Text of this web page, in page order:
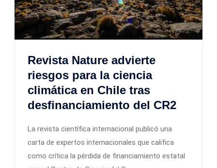
Revista Nature advierte
riesgos para la ciencia
climática en Chile tras
desfinanciamiento del CR2
La revista científica internacional publicó una
carta de expertos internacionales que califica
como crítica la pérdida de financiamiento estatal